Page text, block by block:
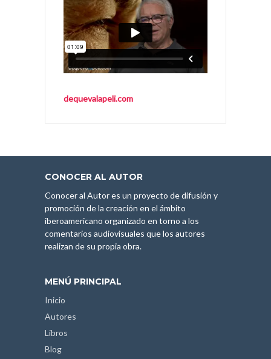
dequevalapeli.com
CONOCER AL AUTOR
Conocer al Autor es un proyecto de difusión y
promoción de la creación en el ámbito
iberoamericano organizado en torno a los
comentarios audiovisuales que los autores
realizan de su propia obra.
MENÚ PRINCIPAL
Inicio
Autores
Libros
Blog